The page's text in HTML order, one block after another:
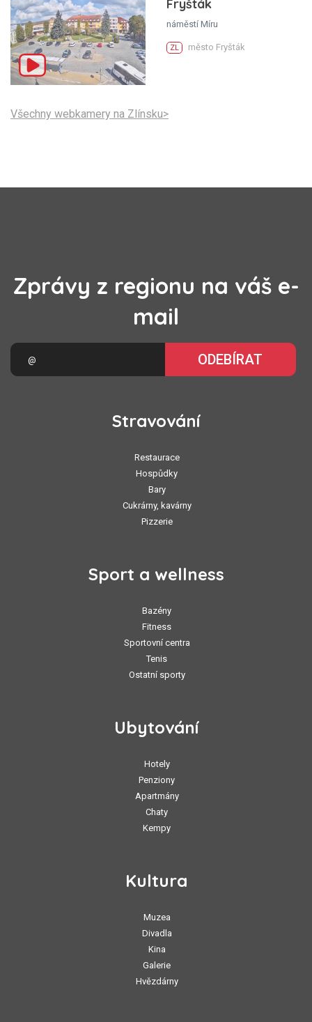
Fryšták
náměstí Míru
ZL město Fryšták
Všechny webkamery na Zlínsku>
Zprávy z regionu na váš e-
mail
ODEBÍRAT
Stravování
Restaurace
Hospůdky
Bary
Cukrárny, kavárny
Pizzerie
Sport a wellness
Bazény
Fitness
Sportovní centra
Tenis
Ostatní sporty
Ubytování
Hotely
Penziony
Apartmány
Chaty
Kempy
Kultura
Muzea
Divadla
Kina
Galerie
Hvězdárny